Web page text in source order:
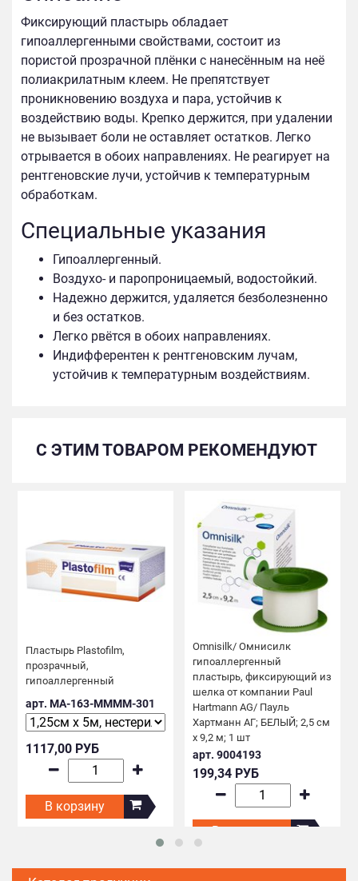
Фиксирующий пластырь обладает
гипоаллергенными свойствами, состоит из
пористой прозрачной плёнки с нанесённым на неё
полиакрилатным клеем. Не препятствует
проникновению воздуха и пара, устойчив к
воздействию воды. Крепко держится, при удалении
не вызывает боли не оставляет остатков. Легко
отрывается в обоих направлениях. Не реагирует на
рентгеновские лучи, устойчив к температурным
обработкам.
Специальные указания
Гипоаллергенный.
Воздухо- и паропроницаемый, водостойкий.
Надежно держится, удаляется безболезненно
и без остатков.
Легко рвётся в обоих направлениях.
Индифферентен к рентгеновским лучам,
устойчив к температурным воздействиям.
С ЭТИМ ТОВАРОМ РЕКОМЕНДУЮТ
Пластырь Plastofilm,
прозрачный,
гипоаллергенный
арт. MA-163-MMMM-301
1117,00 РУБ
В корзину
Omnisilk/ Омнисилк
гипоаллергенный
пластырь, фиксирующий из
шелка от компании Paul
Hartmann AG/ Пауль
Хартманн АГ; БЕЛЫЙ; 2,5 см
х 9,2 м; 1 шт
арт. 9004193
199,34 РУБ
В корзину